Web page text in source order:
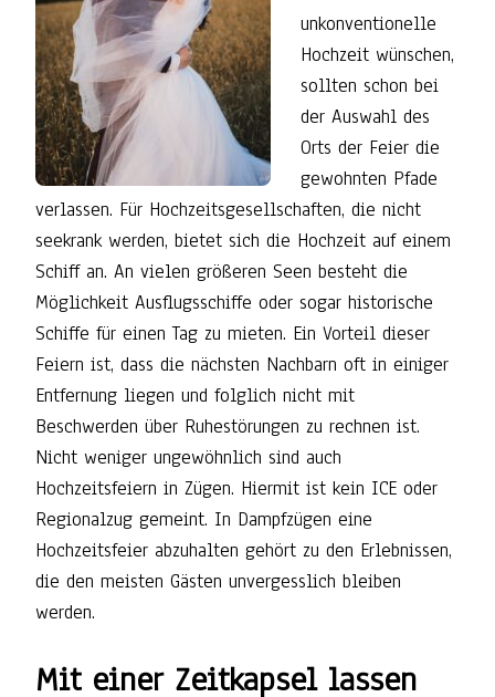
unkonventionelle
Hochzeit wünschen,
sollten schon bei
der Auswahl des
Orts der Feier die
gewohnten Pfade
verlassen. Für Hochzeitsgesellschaften, die nicht
seekrank werden, bietet sich die Hochzeit auf einem
Schiff an. An vielen größeren Seen besteht die
Möglichkeit Ausflugsschiffe oder sogar historische
Schiffe für einen Tag zu mieten. Ein Vorteil dieser
Feiern ist, dass die nächsten Nachbarn oft in einiger
Entfernung liegen und folglich nicht mit
Beschwerden über Ruhestörungen zu rechnen ist.
Nicht weniger ungewöhnlich sind auch
Hochzeitsfeiern in Zügen. Hiermit ist kein ICE oder
Regionalzug gemeint. In Dampfzügen eine
Hochzeitsfeier abzuhalten gehört zu den Erlebnissen,
die den meisten Gästen unvergesslich bleiben
werden.
Mit einer Zeitkapsel lassen